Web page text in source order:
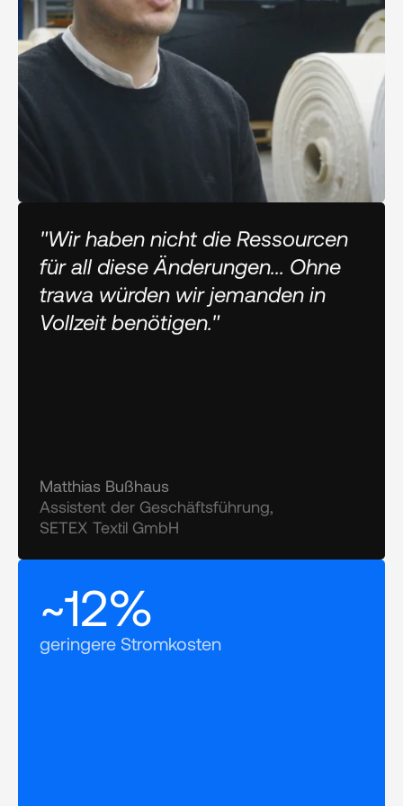
"Wir haben nicht die Ressourcen
für all diese Änderungen... Ohne
trawa würden wir jemanden in
Vollzeit benötigen."
Matthias Bußhaus
Assistent der Geschäftsführung,
SETEX Textil GmbH
~12%
geringere Stromkosten